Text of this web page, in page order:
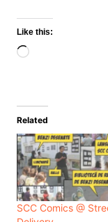
Like this:
Loading…
Related
SCC Comics @